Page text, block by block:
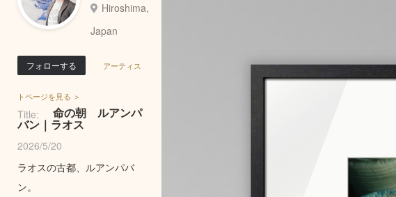
Hiroshima,
Japan
フォローする アーティス
トページを見る ＞
Title: 命の朝 ルアンパ
バン｜ラオス
2026/5/20
ラオスの古都、ルアンパバ
ン。